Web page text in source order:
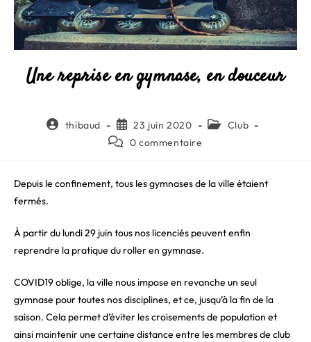
Une reprise en gymnase, en douceur
Auteur/autrice
thibaud
Publication
publiée :
23 juin 2020
Post Club
Commentaires
publication :
0 commentaire
Depuis le confinement, tous les gymnases de la ville étaient
fermés.
À partir du lundi 29 juin tous nos licenciés peuvent enfin
reprendre la pratique du roller en gymnase.
COVID19 oblige, la ville nous impose en revanche un seul
gymnase pour toutes nos disciplines, et ce, jusqu’à la fin de la
saison. Cela permet d’éviter les croisements de population et
ainsi maintenir une certaine distance entre les membres de club